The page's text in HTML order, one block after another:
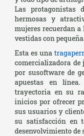
Las protagonistas
hermosas y
mujeres recuerdan a
vestidas con
Esta es una
comercializadora de
por susoftware de
apuestas en
trayectoria en su
inicios por ofrecer
sus usuarios y
su satisfacción en
desenvolvimiento de